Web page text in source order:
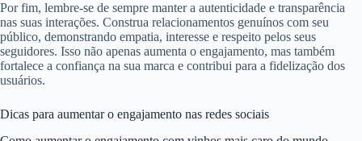
Por fim, lembre-se de sempre manter a autenticidade e transparência
nas suas interações. Construa relacionamentos genuínos com seu
público, demonstrando empatia, interesse e respeito pelos seus
seguidores. Isso não apenas aumenta o engajamento, mas também
fortalece a confiança na sua marca e contribui para a fidelização dos
usuários.
Dicas para aumentar o engajamento nas redes sociais